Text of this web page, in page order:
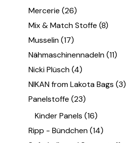
Mercerie (26)
Mix & Match Stoffe (8)
Musselin (17)
Nähmaschinennadeln (11)
Nicki Plüsch (4)
NIKAN from Lakota Bags (3)
Panelstoffe (23)
Kinder Panels (16)
Ripp - Bündchen (14)